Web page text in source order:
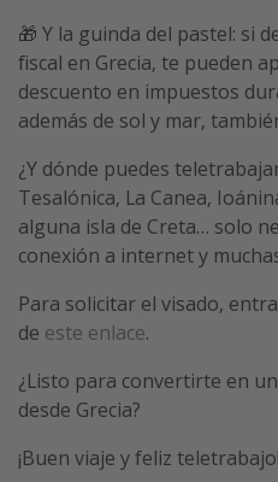
🎁 Y la guinda del pastel: si
fiscal en Grecia, te pueden
descuento en impuestos
además de sol y mar,
¿Y dónde puedes
Tesalónica, La Canea,
alguna isla de Creta… solo
conexión a internet y
Para solicitar el visado,
de este enlace.
¿Listo para convertirte en
desde Grecia?
¡Buen viaje y feliz